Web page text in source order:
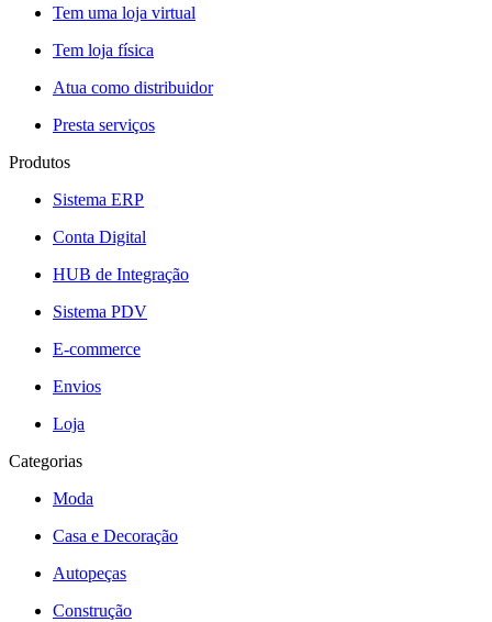
Tem uma loja virtual
Tem loja física
Atua como distribuidor
Presta serviços
Produtos
Sistema ERP
Conta Digital
HUB de Integração
Sistema PDV
E-commerce
Envios
Loja
Categorias
Moda
Casa e Decoração
Autopeças
Construção